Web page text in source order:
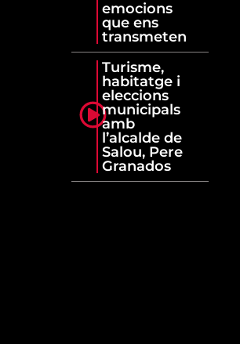
emocions
que ens
transmeten
Turisme,
habitatge i
eleccions
municipals
amb
l’alcalde de
Salou, Pere
Granados